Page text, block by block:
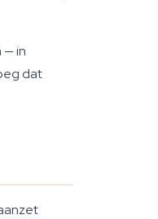
— in
dat